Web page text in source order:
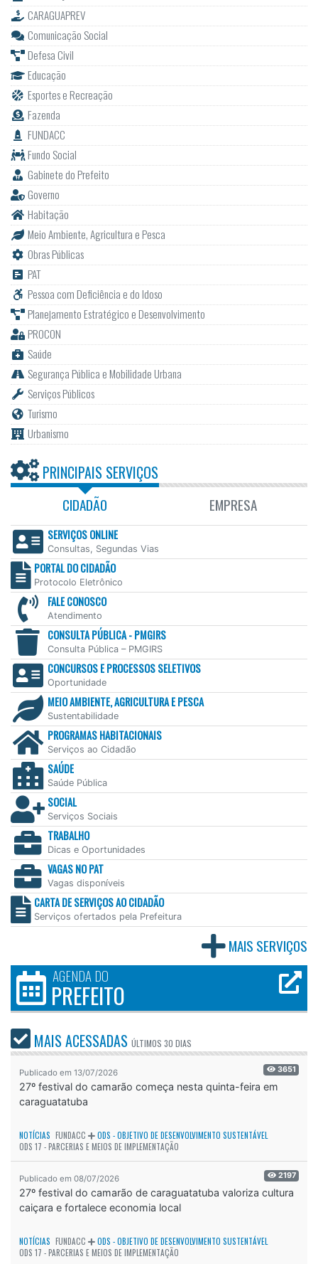
CARAGUAPREV
Comunicação Social
Defesa Civil
Educação
Esportes e Recreação
Fazenda
FUNDACC
Fundo Social
Gabinete do Prefeito
Governo
Habitação
Meio Ambiente, Agricultura e Pesca
Obras Públicas
PAT
Pessoa com Deficiência e do Idoso
Planejamento Estratégico e Desenvolvimento
PROCON
Saúde
Segurança Pública e Mobilidade Urbana
Serviços Públicos
Turismo
Urbanismo
PRINCIPAIS SERVIÇOS
CIDADÃO EMPRESA
SERVIÇOS ONLINE
Consultas, Segundas Vias
PORTAL DO CIDADÃO
Protocolo Eletrônico
FALE CONOSCO
Atendimento
CONSULTA PÚBLICA - PMGIRS
Consulta Pública – PMGIRS
CONCURSOS E PROCESSOS SELETIVOS
Oportunidade
MEIO AMBIENTE, AGRICULTURA E PESCA
Sustentabilidade
PROGRAMAS HABITACIONAIS
Serviços ao Cidadão
SAÚDE
Saúde Pública
SOCIAL
Serviços Sociais
TRABALHO
Dicas e Oportunidades
VAGAS NO PAT
Vagas disponíveis
CARTA DE SERVIÇOS AO CIDADÃO
Serviços ofertados pela Prefeitura
MAIS SERVIÇOS
AGENDA DO
PREFEITO
MAIS ACESSADAS ÚLTIMOS 30 DIAS
Publicado em 13/07/2026 3651
27º festival do camarão começa nesta quinta-feira em
caraguatatuba
NOTÍCIAS FUNDACC
ODS - OBJETIVO DE DESENVOLVIMENTO SUSTENTÁVEL
ODS 17 - PARCERIAS E MEIOS DE IMPLEMENTAÇÃO
Publicado em 08/07/2026 2197
27º festival do camarão de caraguatatuba valoriza cultura
caiçara e fortalece economia local
NOTÍCIAS FUNDACC
ODS - OBJETIVO DE DESENVOLVIMENTO SUSTENTÁVEL
ODS 17 - PARCERIAS E MEIOS DE IMPLEMENTAÇÃO